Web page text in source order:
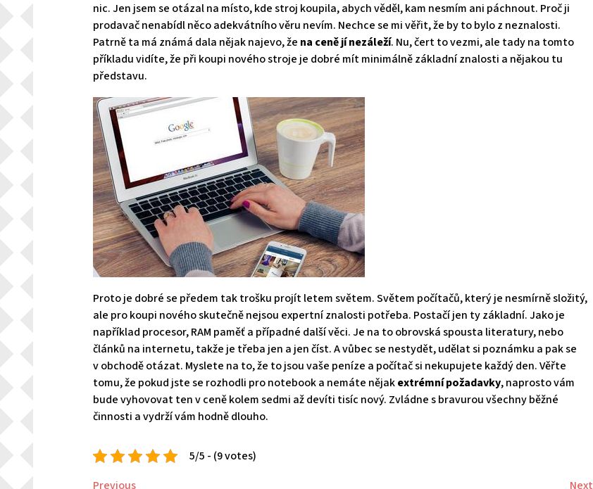
nic. Jen jsem se otázal na místo, kde stroj koupila, abych věděl, kam nesmím ani páchnout. Proč ji
prodavač nenabídl něco adekvátního věru nevím. Nechce se mi věřit, že by to bylo z neznalosti.
Patrně ta má známá dala nějak najevo, že na ceně jí nezáleží. Nu, čert to vezmi, ale tady na tomto
příkladu vidíte, že při koupi nového stroje je dobré mít minimálně základní znalosti a nějakou tu
představu.
Proto je dobré se předem tak trošku projít letem světem. Světem počítačů, který je nesmírně složitý,
ale pro koupi nového skutečně nejsou expertní znalosti potřeba. Postačí jen ty základní. Jako je
například procesor, RAM paměť a případné další věci. Je na to obrovská spousta literatury, nebo
článků na internetu, takže je třeba jen a jen číst. A vůbec se nestydět, udělat si poznámku a pak se
v obchodě otázat. Myslete na to, že to jsou vaše peníze a počítač si nekupujete každý den. Věřte
tomu, že pokud jste se rozhodli pro notebook a nemáte nějakextrémní požadavky, naprosto vám
bude vyhovovat ten v ceně kolem sedmi až devíti tisíc nový. Zvládne s bravurou všechny běžné
činnosti a vydrží vám hodně dlouho.
5/5 - (9 votes)
Previous
Previous Next
Next